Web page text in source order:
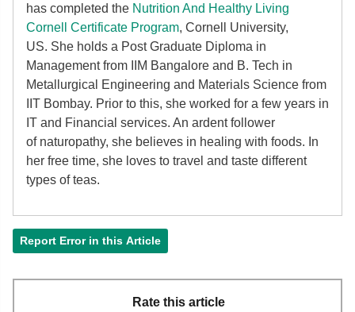
has completed the Nutrition And Healthy Living
Cornell Certificate Program, Cornell University,
US. She holds a Post Graduate Diploma in
Management from IIM Bangalore and B. Tech in
Metallurgical Engineering and Materials Science from
IIT Bombay. Prior to this, she worked for a few years in
IT and Financial services. An ardent follower
of naturopathy, she believes in healing with foods. In
her free time, she loves to travel and taste different
types of teas.
Report Error in this Article
Rate this article